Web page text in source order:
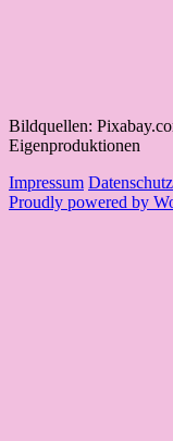
Bildquellen:
Eigenproduktionen
Impressum
Proudly powered by